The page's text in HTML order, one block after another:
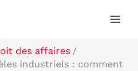
des affaires
industriels : comment